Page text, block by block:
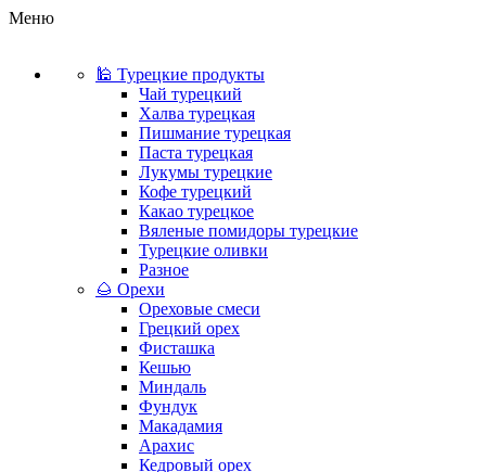
Меню
🕌 Турецкие продукты
Чай турецкий
Халва турецкая
Пишмание турецкая
Паста турецкая
Лукумы турецкие
Кофе турецкий
Какао турецкое
Вяленые помидоры турецкие
Турецкие оливки
Разное
🌰 Орехи
Ореховые смеси
Грецкий орех
Фисташка
Кешью
Миндаль
Фундук
Макадамия
Арахис
Кедровый орех